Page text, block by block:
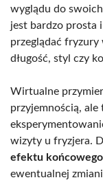
wyglądu do
jest bardzo prosta
przeglądać
długość, styl czy
Wirtualne
przyjemnością, ale
wizyty u fryzjera.
efektu końcowego
ewentualnej